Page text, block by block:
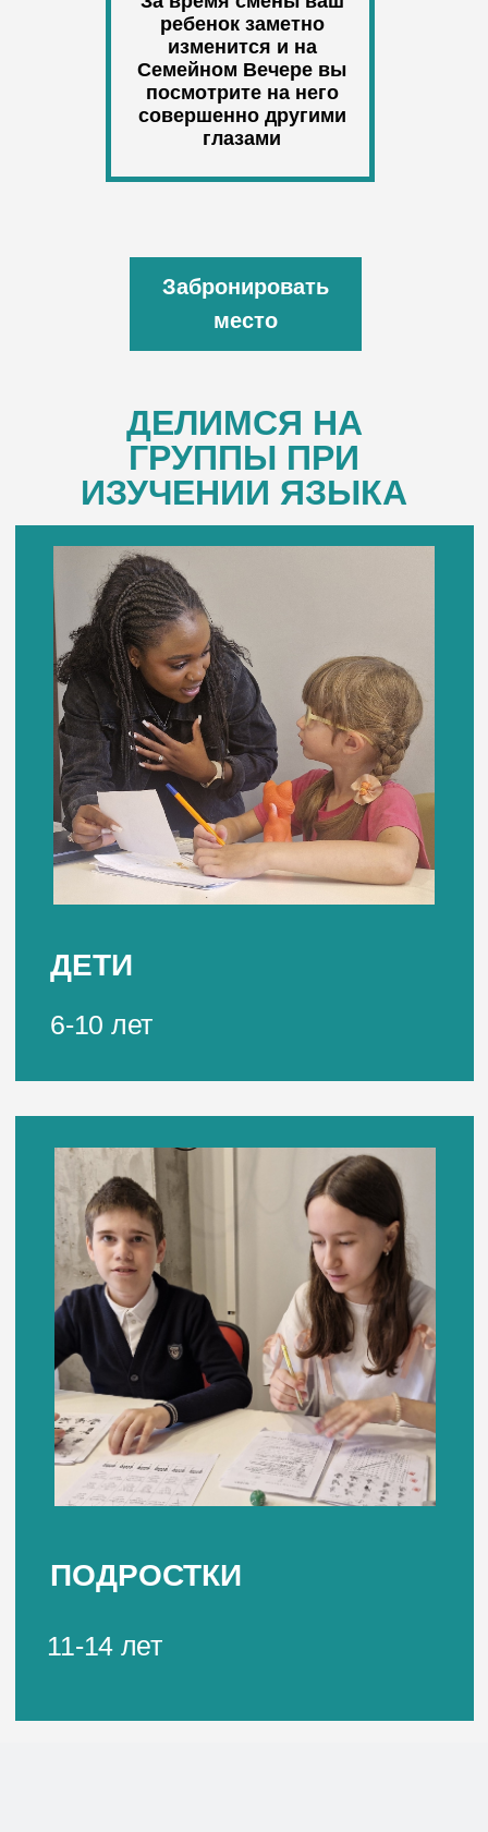
ребенок заметно
изменится и на
Семейном Вечере вы
посмотрите на него
совершенно другими
глазами
Забронировать
место
ДЕЛИМСЯ НА
ГРУППЫ ПРИ
ИЗУЧЕНИИ ЯЗЫКА